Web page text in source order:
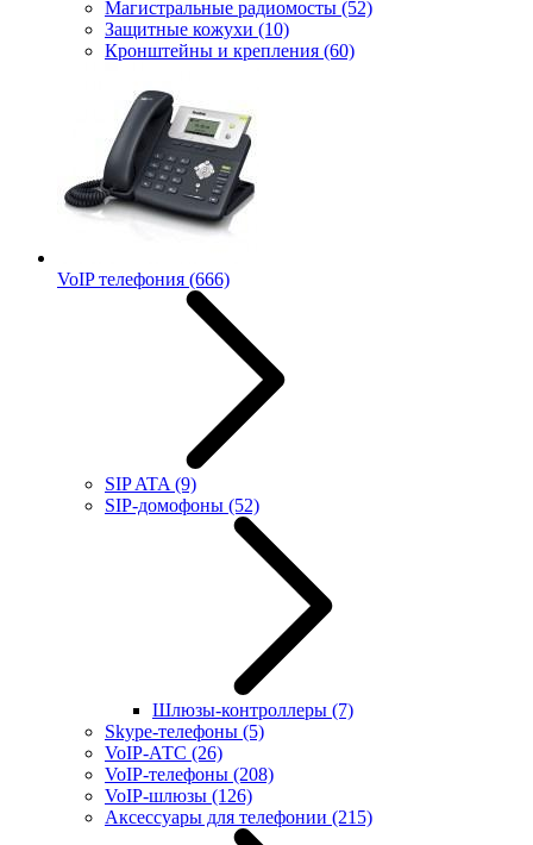
Магистральные радиомосты (52)
Защитные кожухи (10)
Кронштейны и крепления (60)
VoIP телефония (666)
SIP ATA (9)
SIP-домофоны (52)
Шлюзы-контроллеры (7)
Skype-телефоны (5)
VoIP-АТС (26)
VoIP-телефоны (208)
VoIP-шлюзы (126)
Аксессуары для телефонии (215)